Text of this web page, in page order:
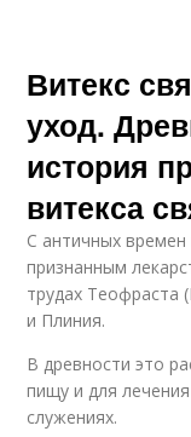
Витекс
уход.
история
витекса
С античных
признанным
трудах Теофраста
и Плиния.
В древности это
пищу и для
служениях.